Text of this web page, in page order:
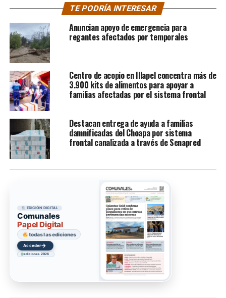
TE PODRÍA INTERESAR
Anuncian apoyo de emergencia para
regantes afectados por temporales
Centro de acopio en Illapel concentra más de
3.900 kits de alimentos para apoyar a
familias afectadas por el sistema frontal
Destacan entrega de ayuda a familias
damnificadas del Choapa por sistema
frontal canalizada a través de Senapred
EDICIÓN DIGITAL
Comunales
Papel Digital
todas las ediciones
Acceder→
ediciones 2026